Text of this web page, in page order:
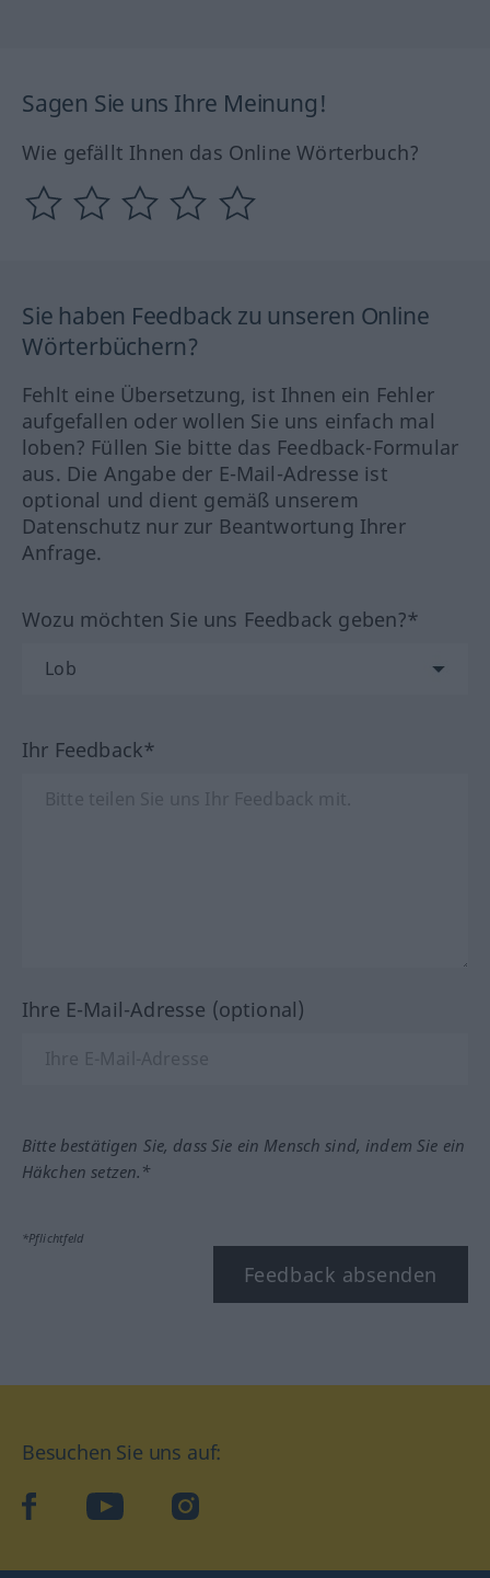
Sagen Sie uns Ihre Meinung!
Wie gefällt Ihnen das Online Wörterbuch?
Sie haben Feedback zu unseren Online
Wörterbüchern?
Fehlt eine Übersetzung, ist Ihnen ein Fehler
aufgefallen oder wollen Sie uns einfach mal
loben? Füllen Sie bitte das Feedback-Formular
aus. Die Angabe der E-Mail-Adresse ist
optional und dient gemäß unserem
Datenschutz nur zur Beantwortung Ihrer
Anfrage.
Wozu möchten Sie uns Feedback geben?*
Ihr Feedback*
Ihre E-Mail-Adresse (optional)
Bitte bestätigen Sie, dass Sie ein Mensch sind, indem Sie ein
Häkchen setzen.*
*Pflichtfeld
Feedback absenden
Besuchen Sie uns auf:
facebookYouTube Instagram